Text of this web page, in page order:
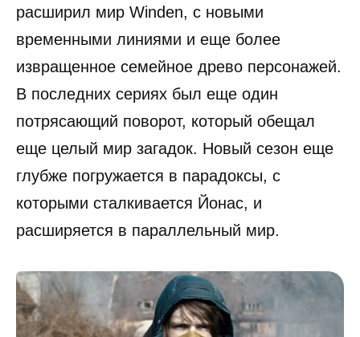
расширил мир Winden, с новыми
временными линиями и еще более
извращенное семейное древо персонажей.
В последних сериях был еще один
потрясающий поворот, который обещал
еще целый мир загадок. Новый сезон еще
глубже погружается в парадоксы, с
которыми сталкивается Йонас, и
расширяется в параллельный мир.